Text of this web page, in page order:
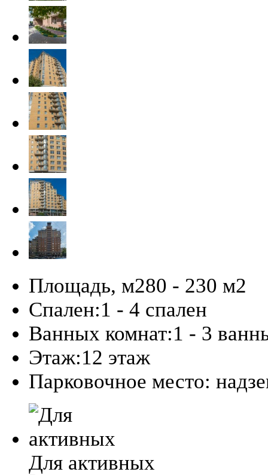
Площадь, м280 - 230 м2
Спален:1 - 4 спален
Ванных комнат:1 - 3
Этаж:12 этаж
Парковочное место:
Для активных